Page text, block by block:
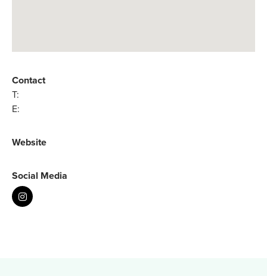
Contact
T:
E:
Website
Social Media